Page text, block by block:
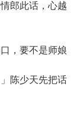
郎此话，心越
，要不是师娘
陈少天先把话